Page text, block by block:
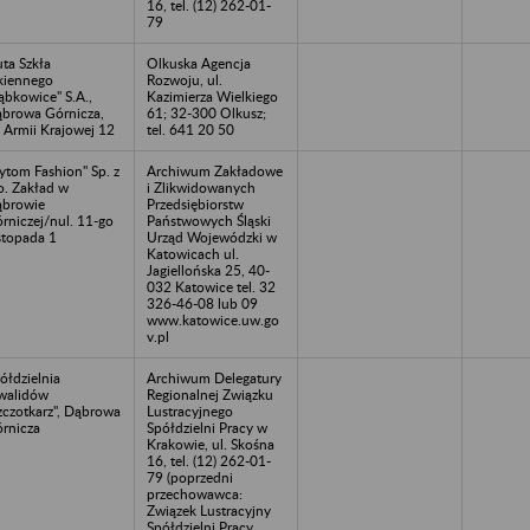
16, tel. (12) 262-01-
79
Szkła
S.A.,
Górnicza,
Armii Krajowej 12
Olkuska Agencja
Rozwoju, ul.
Kazimierza Wielkiego
61; 32-300 Olkusz;
tel. 641 20 50
Fashion" Sp. z
Zakład w
nul. 11-go
1
Archiwum Zakładowe
i Zlikwidowanych
Przedsiębiorstw
Państwowych Śląski
Urząd Wojewódzki w
Katowicach ul.
Jagiellońska 25, 40-
032 Katowice tel. 32
326-46-08 lub 09
www.katowice.uw.go
v.pl
Dąbrowa
Archiwum Delegatury
Regionalnej Związku
Lustracyjnego
Spółdzielni Pracy w
Krakowie, ul. Skośna
16, tel. (12) 262-01-
79 (poprzedni
przechowawca:
Związek Lustracyjny